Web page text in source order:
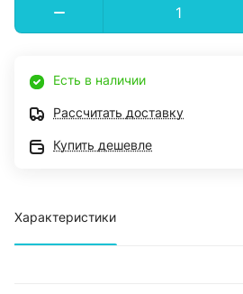
Есть в наличии
Рассчитать доставку
Купить дешевле
Характеристики